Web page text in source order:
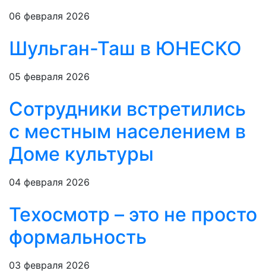
06 февраля 2026
Шульган-Таш в ЮНЕСКО
05 февраля 2026
Сотрудники встретились
с местным населением в
Доме культуры
04 февраля 2026
Техосмотр – это не просто
формальность
03 февраля 2026